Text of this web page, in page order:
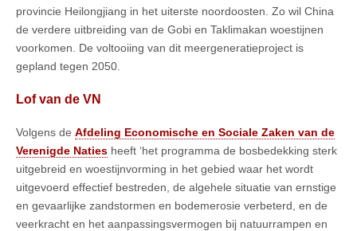
provincie Heilongjiang in het uiterste noordoosten. Zo wil China
de verdere uitbreiding van de Gobi en Taklimakan woestijnen
voorkomen. De voltooiing van dit meergeneratieproject is
gepland tegen 2050.
Lof van de VN
Volgens de Afdeling Economische en Sociale Zaken van de
Verenigde Naties heeft ‘het programma de bosbedekking sterk
uitgebreid en woestijnvorming in het gebied waar het wordt
uitgevoerd effectief bestreden, de algehele situatie van ernstige
en gevaarlijke zandstormen en bodemerosie verbeterd, en de
veerkracht en het aanpassingsvermogen bij natuurrampen en